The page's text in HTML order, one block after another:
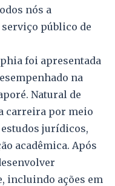
nós a
público de
foi apresentada
na
Natural de
carreira por meio
jurídicos,
acadêmica. Após
incluindo ações em